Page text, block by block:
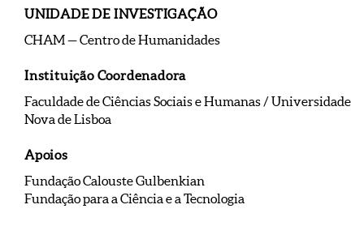
UNIDADE DE INVESTIGAÇÃO
CHAM — Centro de Humanidades
Instituição Coordenadora
Faculdade de Ciências Sociais e Humanas / Universidade
Nova de Lisboa
Apoios
Fundação Calouste Gulbenkian
Fundação para a Ciência e a Tecnologia